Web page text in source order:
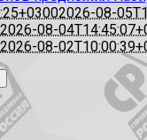
2026-08-
2026-08-
2026-08-